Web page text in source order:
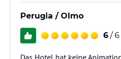
Angaben ohne Gewähr. Bitte lies
verbindlichen
Perugia / Olmo
6 / 6
Das Hotel hat keine